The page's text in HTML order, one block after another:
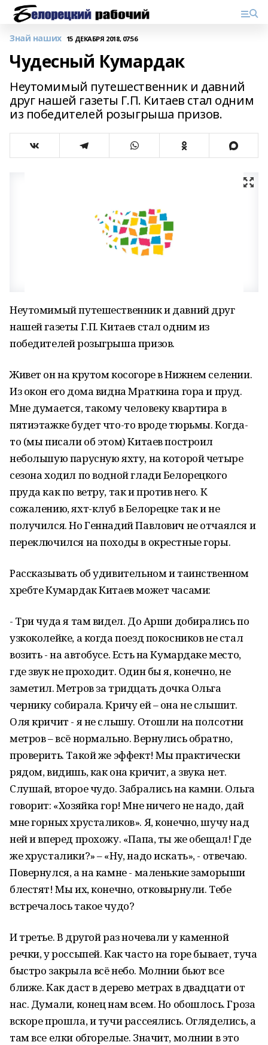
Знай наших 15 ДЕКАБРЯ 2018, 07:56
Чудесный Кумардак
Неутомимый путешественник и давний
друг нашей газеты Г.П. Китаев стал одним
из победителей розыгрыша призов.
Неутомимый путешественник и давний друг
нашей газеты Г.П. Китаев стал одним из
победителей розыгрыша призов.
Живет он на крутом косогоре в Нижнем селении.
Из окон его дома видна Мраткина гора и пруд.
Мне думается, такому человеку квартира в
пятиэтажке будет что-то вроде тюрьмы. Когда-
то (мы писали об этом) Китаев построил
небольшую парусную яхту, на которой четыре
сезона ходил по водной глади Белорецкого
пруда как по ветру, так и против него. К
сожалению, яхт-клуб в Белорецке так и не
получился. Но Геннадий Павлович не отчаялся и
переключился на походы в окрестные горы.
Рассказывать об удивительном и таинственном
хребте Кумардак Китаев может часами:
- Три чуда я там видел. До Арши добирались по
узкоколейке, а когда поезд покосников не стал
возить - на автобусе. Есть на Кумардаке место,
где звук не проходит. Один бы я, конечно, не
заметил. Метров за тридцать дочка Ольга
чернику собирала. Кричу ей – она не слышит.
Оля кричит - я не слышу. Отошли на полсотни
метров – всё нормально. Вернулись обратно,
проверить. Такой же эффект! Мы практически
рядом, видишь, как она кричит, а звука нет.
Слушай, второе чудо. Забрались на камни. Ольга
говорит: «Хозяйка гор! Мне ничего не надо, дай
мне горных хрусталиков». Я, конечно, шучу над
ней и вперед прохожу. «Папа, ты же обещал! Где
же хрусталики?» – «Ну, надо искать», - отвечаю.
Повернулся, а на камне - маленькие заморыши
блестят! Мы их, конечно, отковырнули. Тебе
встречалось такое чудо?
И третье. В другой раз ночевали у каменной
речки, у россыпей. Как часто на горе бывает, туча
быстро закрыла всё небо. Молнии бьют все
ближе. Как даст в дерево метрах в двадцати от
нас. Думали, конец нам всем. Но обошлось. Гроза
вскоре прошла, и тучи рассеялись. Огляделись, а
там все елки обгорелые. Значит, молнии в это